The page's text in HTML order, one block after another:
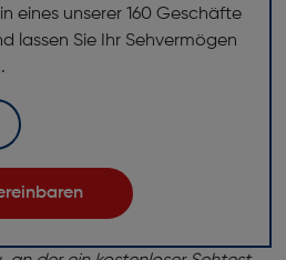
eines unserer 160 Geschäfte
lassen Sie Ihr Sehvermögen